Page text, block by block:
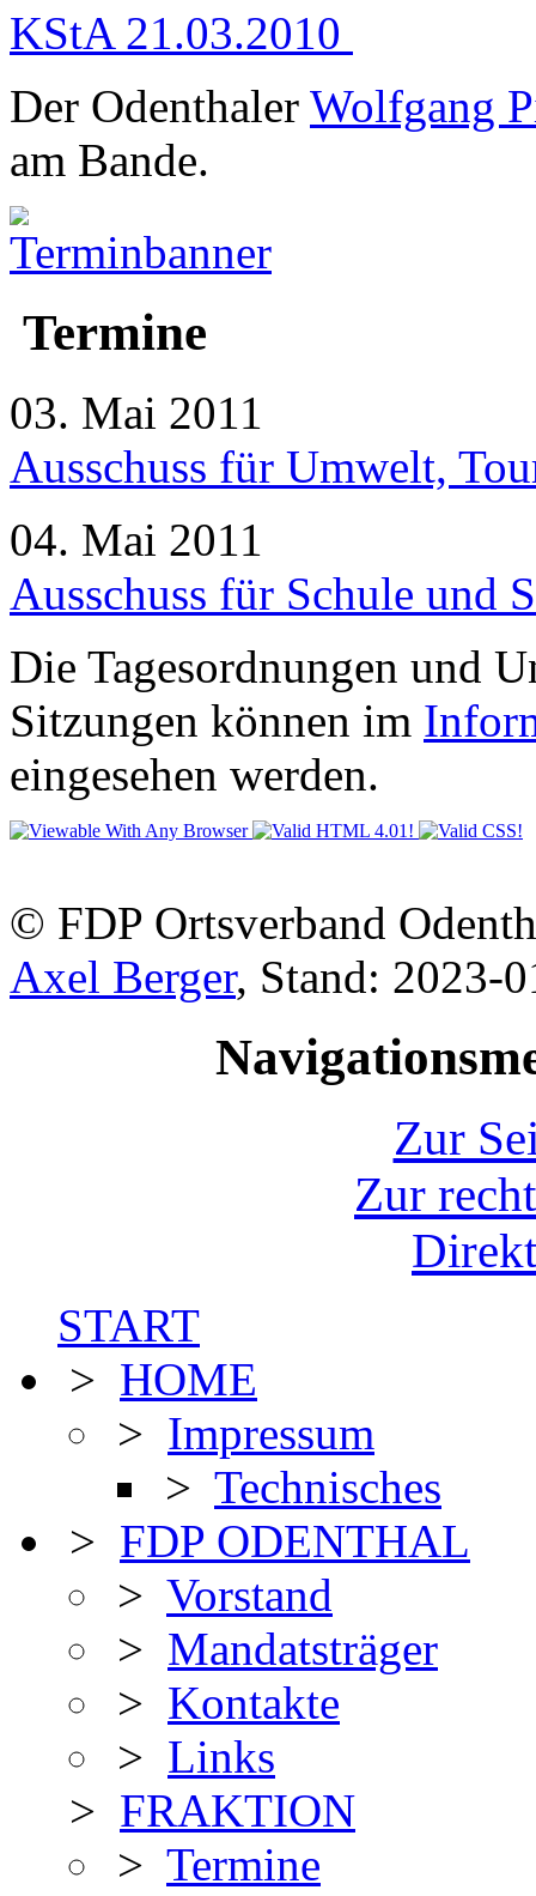
KStA 21.03.2010
Der Odenthaler Wolfgang
am Bande.
Termine
03. Mai 2011
Ausschuss für Umwelt,
04. Mai 2011
Ausschuss für Schule und
Die Tagesordnungen und
Sitzungen können im
eingesehen werden.
© FDP Ortsverband
Axel Berger, Stand: 2023-
Zur
Zur
START
> HOME
> Impressum
> Technisches
> FDP ODENTHAL
> Vorstand
> Mandatsträger
> Kontakte
> Links
> FRAKTION
> Termine